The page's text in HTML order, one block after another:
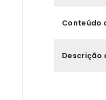
Conteúdo
Descrição